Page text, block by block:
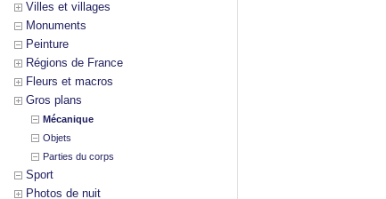
Villes et villages
Monuments
Peinture
Régions de France
Fleurs et macros
Gros plans
Mécanique
Objets
Parties du corps
Sport
Photos de nuit